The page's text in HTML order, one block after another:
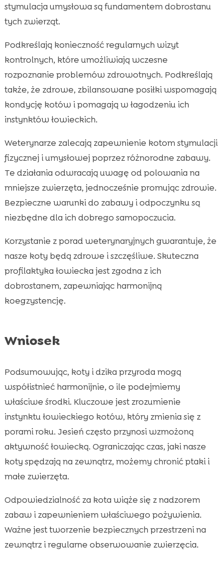
stymulacja umysłowa są fundamentem dobrostanu
tych zwierząt.
Podkreślają konieczność regularnych wizyt
kontrolnych, które umożliwiają wczesne
rozpoznanie problemów zdrowotnych. Podkreślają
także, że zdrowe, zbilansowane posiłki wspomagają
kondycję kotów i pomagają w łagodzeniu ich
instynktów łowieckich.
Weterynarze zalecają zapewnienie kotom stymulacji
fizycznej i umysłowej poprzez różnorodne zabawy.
Te działania odwracają uwagę od polowania na
mniejsze zwierzęta, jednocześnie promując zdrowie.
Bezpieczne warunki do zabawy i odpoczynku są
niezbędne dla ich dobrego samopoczucia.
Korzystanie z porad weterynaryjnych gwarantuje, że
nasze koty będą zdrowe i szczęśliwe. Skuteczna
profilaktyka łowiecka jest zgodna z ich
dobrostanem, zapewniając harmonijną
koegzystencję.
Wniosek
Podsumowując, koty i dzika przyroda mogą
współistnieć harmonijnie, o ile podejmiemy
właściwe środki. Kluczowe jest zrozumienie
instynktu łowieckiego kotów, który zmienia się z
porami roku. Jesień często przynosi wzmożoną
aktywność łowiecką. Ograniczając czas, jaki nasze
koty spędzają na zewnątrz, możemy chronić ptaki i
małe zwierzęta.
Odpowiedzialność za kota wiąże się z nadzorem
zabaw i zapewnieniem właściwego pożywienia.
Ważne jest tworzenie bezpiecznych przestrzeni na
zewnątrz i regularne obserwowanie zwierzęcia.